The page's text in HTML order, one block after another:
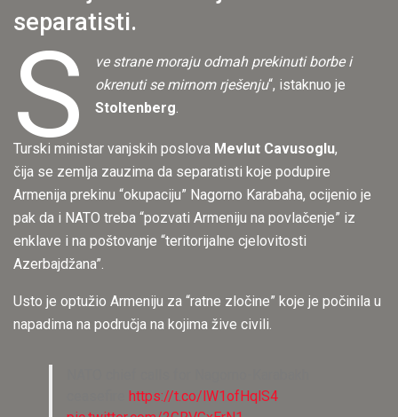
separatisti.
S
ve strane moraju odmah prekinuti borbe i
okrenuti se mirnom rješenju“, istaknuo je
Stoltenberg
Turski ministar vanjskih poslova Mevlut Cavusoglu,
čija se zemlja zauzima da separatisti koje podupire
Armenija prekinu “okupaciju” Nagorno Karabaha, ocijenio je
pak da i NATO treba “pozvati Armeniju na povlačenje” iz
enklave i na poštovanje “teritorijalne cjelovitosti
Azerbajdžana”.
Usto je optužio Armeniju za “ratne zločine” koje je počinila u
napadima na područja na kojima žive civili.
https://t.co/lW1ofHqlS4